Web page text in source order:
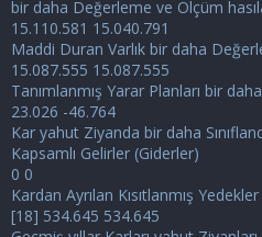
bir daha Değerleme ve Ölçüm
15.110.581 15.040.791
Maddi Duran Varlık bir daha
15.087.555 15.087.555
Tanımlanmış Yarar Planları bir
23.026 -46.764
Kar yahut Ziyanda bir daha
Kapsamlı Gelirler (Giderler)
0 0
Kardan Ayrılan Kısıtlanmış Yedekler
[18] 534.645 534.645